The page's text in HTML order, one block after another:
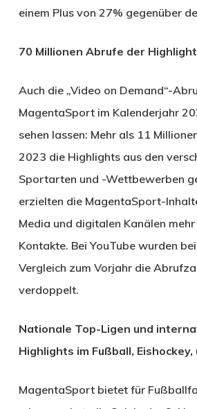
einem Plus von 27% gegenüber
70 Millionen Abrufe der
Auch die „Video on Demand“-
MagentaSport im Kalenderjahr
sehen lassen: Mehr als 11
2023 die Highlights aus den
Sportarten und -Wettbewerben
erzielten die MagentaSport-
Media und digitalen Kanälen
Kontakte. Bei YouTube wurden
Vergleich zum Vorjahr die
verdoppelt.
Nationale Top-Ligen und
Highlights im Fußball,
MagentaSport bietet für